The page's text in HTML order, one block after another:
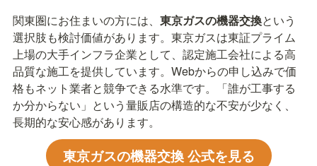
関東圏にお住まいの方には、 東京ガスの機器交換という
選択肢も検討価値があります。東京ガスは東証プライム
上場の大手インフラ企業として、認定施工会社による高
品質な施工を提供しています。Webからの申し込みで価
格もネット業者と競争できる水準です。「誰が工事する
か分からない」という量販店の構造的な不安が少なく、
長期的な安心感があります。
東京ガスの機器交換 公式を見る